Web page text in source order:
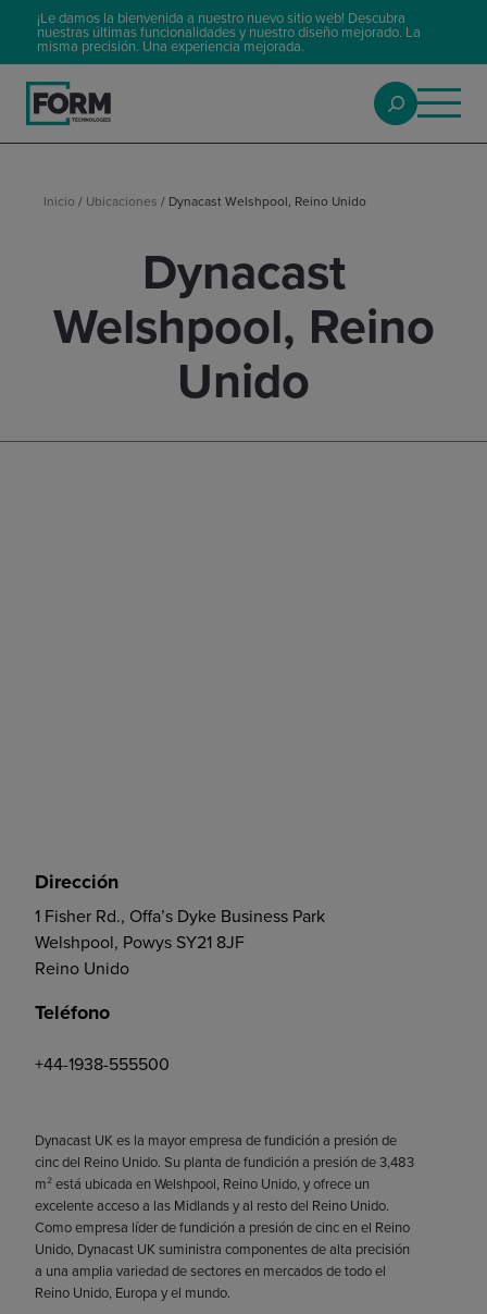
¡Le damos la bienvenida a nuestro nuevo sitio web! Descubra
nuestras últimas funcionalidades y nuestro diseño mejorado. La
misma precisión. Una experiencia mejorada.
Inicio / Ubicaciones / Dynacast Welshpool, Reino Unido
Dynacast
Welshpool, Reino
Unido
Dirección
1 Fisher Rd., Offa’s Dyke Business Park
Welshpool, Powys SY21 8JF
Reino Unido
Teléfono
+44-1938-555500
Dynacast UK es la mayor empresa de fundición a presión de
cinc del Reino Unido. Su planta de fundición a presión de 3,483
m² está ubicada en Welshpool, Reino Unido, y ofrece un
excelente acceso a las Midlands y al resto del Reino Unido.
Como empresa líder de fundición a presión de cinc en el Reino
Unido, Dynacast UK suministra componentes de alta precisión
a una amplia variedad de sectores en mercados de todo el
Reino Unido, Europa y el mundo.